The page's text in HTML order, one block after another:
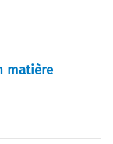
matière